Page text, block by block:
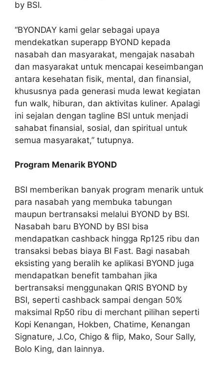
by BSI.
“BYONDAY kami gelar sebagai upaya
mendekatkan superapp BYOND kepada
nasabah dan masyarakat, mengajak nasabah
dan masyarakat untuk mencapai keseimbangan
antara kesehatan fisik, mental, dan finansial,
khususnya pada generasi muda lewat kegiatan
fun walk, hiburan, dan aktivitas kuliner. Apalagi
ini sejalan dengan tagline BSI untuk menjadi
sahabat finansial, sosial, dan spiritual untuk
semua masyarakat,” tutupnya.
Program Menarik BYOND
BSI memberikan banyak program menarik untuk
para nasabah yang membuka tabungan
maupun bertransaksi melalui BYOND by BSI.
Nasabah baru BYOND by BSI bisa
mendapatkan cashback hingga Rp125 ribu dan
transaksi bebas biaya BI Fast. Bagi nasabah
eksisting yang beralih ke aplikasi BYOND juga
mendapatkan benefit tambahan jika
bertransaksi menggunakan QRIS BYOND by
BSI, seperti cashback sampai dengan 50%
maksimal Rp50 ribu di merchant pilihan seperti
Kopi Kenangan, Hokben, Chatime, Kenangan
Signature, J.Co, Chigo & flip, Mako, Sour Sally,
Bolo King, dan lainnya.